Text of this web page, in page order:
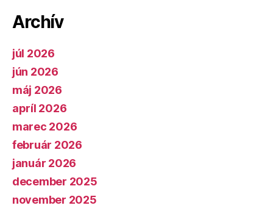
Archív
júl 2026
jún 2026
máj 2026
apríl 2026
marec 2026
február 2026
január 2026
december 2025
november 2025